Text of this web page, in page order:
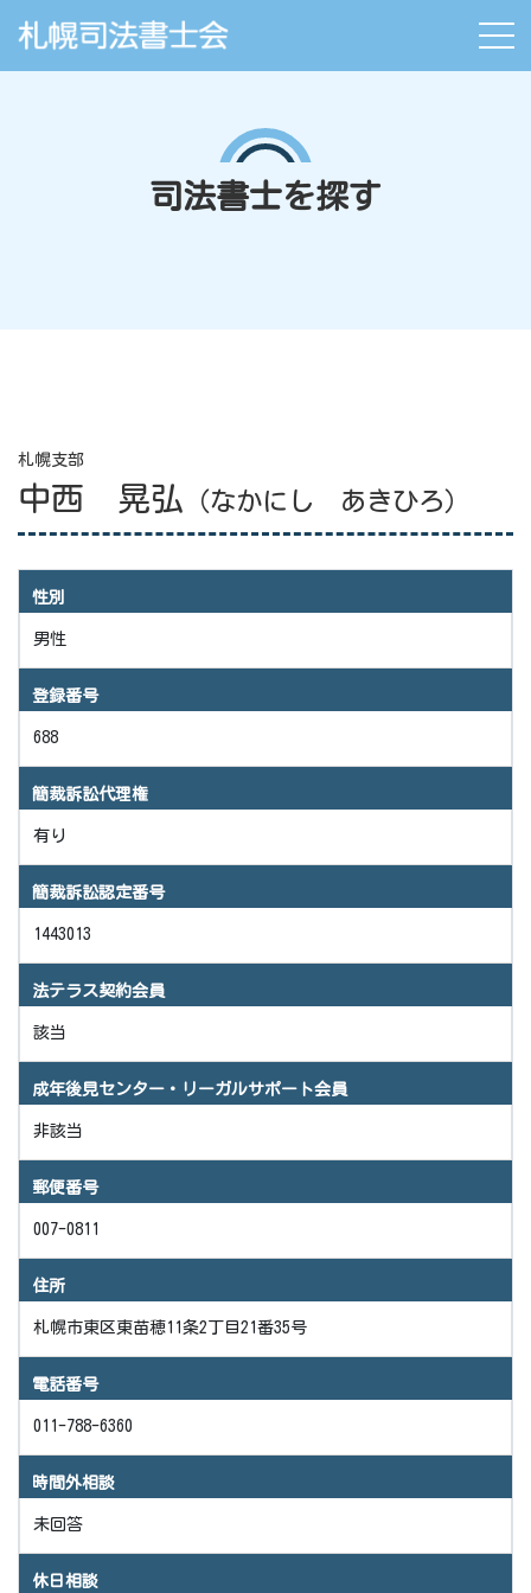
司法書士を探す
札幌支部
中西 晃弘 （なかにし あきひろ）
性別
男性
登録番号
688
簡裁訴訟代理権
有り
簡裁訴訟認定番号
1443013
法テラス契約会員
該当
成年後見センター・リーガルサポート会員
非該当
郵便番号
007-0811
住所
札幌市東区東苗穂11条2丁目21番35号
電話番号
011-788-6360
時間外相談
未回答
休日相談